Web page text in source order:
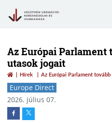
Az Európai Parlament
utasok jogait
Hírek Az Európai Parlament
Europe Direct
2026. július 07.